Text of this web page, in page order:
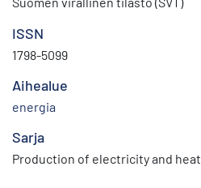
ISSN
1798-5099
Aihealue
energia
Sarja
Production of electricity and heat